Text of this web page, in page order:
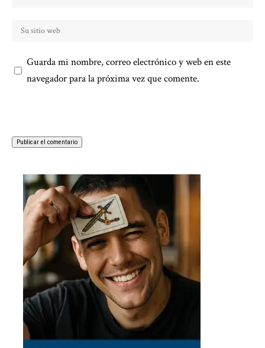
Guarda mi nombre, correo electrónico y web en este
navegador para la próxima vez que comente.